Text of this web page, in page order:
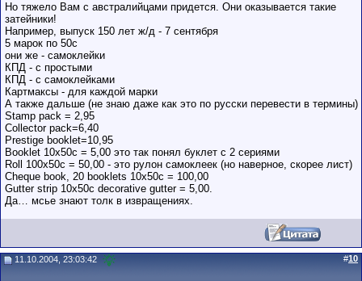
Но тяжело Вам с австралийцами придется. Они оказывается такие
затейники!
Например, выпуск 150 лет ж/д - 7 сентября
5 марок по 50с
они же - самоклейки
КПД - с простыми
КПД - с самоклейками
Картмаксы - для каждой марки
А также дальше (не знаю даже как это по русски перевести в термины)
Stamp pack = 2,95
Collector pack=6,40
Prestige booklet=10,95
Booklet 10x50c = 5,00 это так понял буклет с 2 сериями
Roll 100x50c = 50,00 - это рулон самоклеек (но наверное, скорее лист)
Cheque book, 20 booklets 10x50c = 100,00
Gutter strip 10x50c decorative gutter = 5,00.
Да… мсье знают толк в извращениях.
11.10.2004, 23:03:42 #10